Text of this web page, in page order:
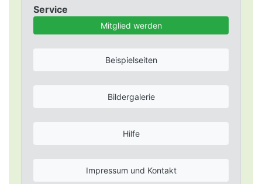
Service
Mitglied werden
Beispielseiten
Bildergalerie
Hilfe
Impressum und Kontakt